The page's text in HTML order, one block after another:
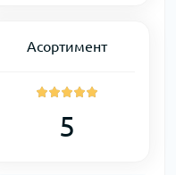
Асортимент
5